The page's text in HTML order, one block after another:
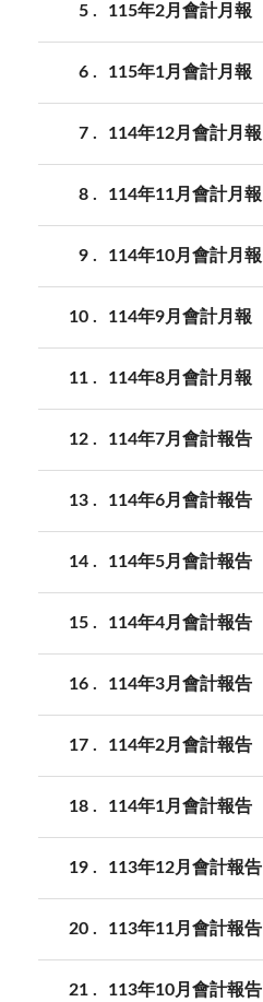
5 115年2月會計月報
6 115年1月會計月報
7 114年12月會計月報
8 114年11月會計月報
9 114年10月會計月報
10 114年9月會計月報
11 114年8月會計月報
12 114年7月會計報告
13 114年6月會計報告
14 114年5月會計報告
15 114年4月會計報告
16 114年3月會計報告
17 114年2月會計報告
18 114年1月會計報告
19 113年12月會計報告
20 113年11月會計報告
21 113年10月會計報告